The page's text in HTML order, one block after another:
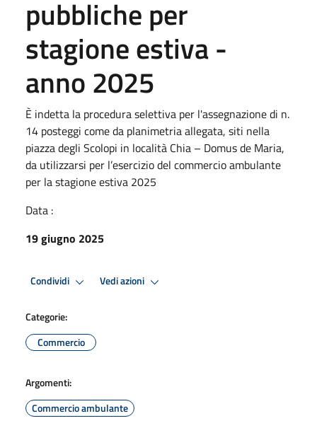
pubbliche per
stagione estiva -
anno 2025
È indetta la procedura selettiva per l'assegnazione di n.
14 posteggi come da planimetria allegata, siti nella
piazza degli Scolopi in località Chia – Domus de Maria,
da utilizzarsi per l’esercizio del commercio ambulante
per la stagione estiva 2025
Data :
19 giugno 2025
Condividi Vedi azioni
Categorie:
Commercio
Argomenti:
Commercio ambulante